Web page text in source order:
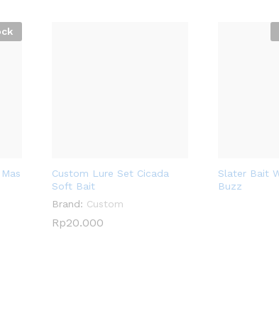
Custom Lure Set Cicada
Soft Bait
Brand: Custom
Rp20.000
Rp20.000
Slater Bait
Buzz